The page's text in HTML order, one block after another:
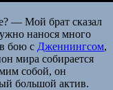
— Мой брат сказал
нанося много
бою с Дженнингсом,
мира собирается
собой, он
большой актив.